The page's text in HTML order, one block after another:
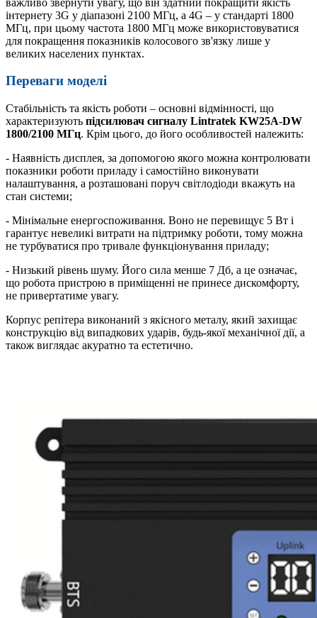
інтернету 3G у діапазоні 2100 МГц, а 4G – у стандарті 1800
МГц, при цьому частота 1800 МГц може використовуватися
для покращення показників колосового зв'язку лише у
великих населених пунктах.
Переваги моделі
Стабільність та якість роботи – основні відмінності, що
характеризують підсилювач сигналу Lintratek KW25A-DW
1800/2100 МГц. Крім цього, до його особливостей належить:
- Наявність дисплея, за допомогою якого можна контролювати
показники роботи приладу і самостійно виконувати
налаштування, а розташовані поруч світлодіоди вкажуть на
стан системи;
- Мінімальне енергоспоживання. Воно не перевищує 5 Вт і
гарантує невеликі витрати на підтримку роботи, тому можна
не турбуватися про тривале функціонування приладу;
- Низький рівень шуму. Його сила менше 7 Дб, а це означає,
що робота пристрою в приміщенні не принесе дискомфорту,
не привертатиме увагу.
Корпус репітера виконаний з якісного металу, який захищає
конструкцію від випадкових ударів, будь-якої механічної дії, а
також виглядає акуратно та естетично.